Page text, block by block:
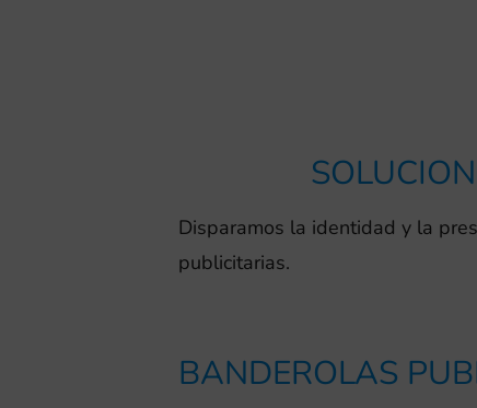
Disparamos la identidad y la
publicitarias.
BANDEROLAS